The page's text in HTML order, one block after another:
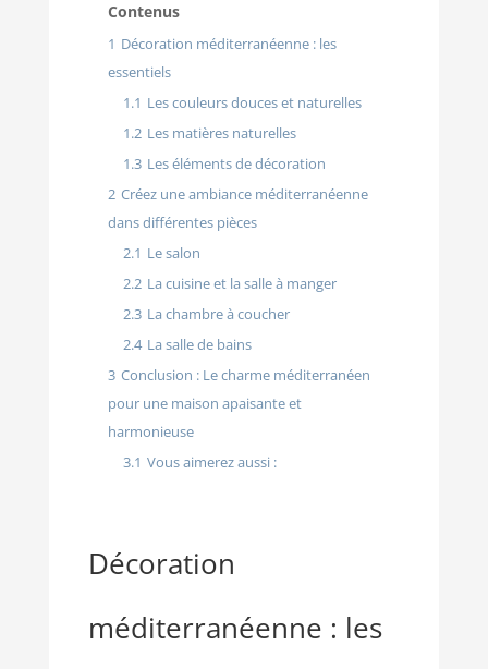
Contenus
1 Décoration méditerranéenne : les
essentiels
1.1 Les couleurs douces et naturelles
1.2 Les matières naturelles
1.3 Les éléments de décoration
2 Créez une ambiance méditerranéenne
dans différentes pièces
2.1 Le salon
2.2 La cuisine et la salle à manger
2.3 La chambre à coucher
2.4 La salle de bains
3 Conclusion : Le charme méditerranéen
pour une maison apaisante et
harmonieuse
3.1 Vous aimerez aussi :
Décoration
méditerranéenne : les